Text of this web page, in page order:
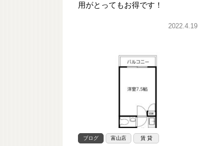
用がとってもお得です！
2022.4.19
ブログ 富山店 賃 貸